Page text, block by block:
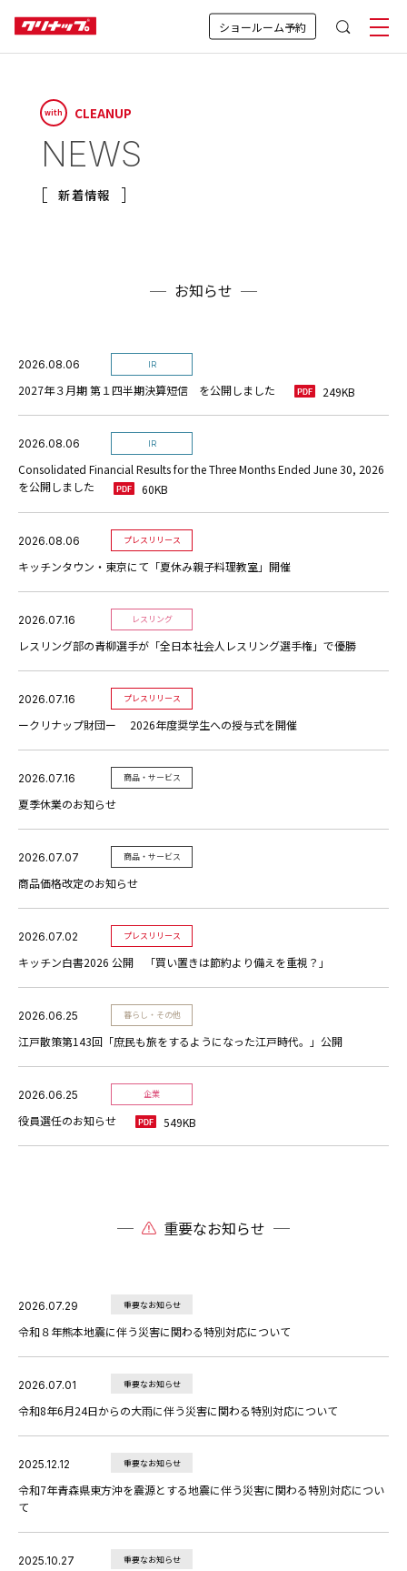
ショールーム予約
with CLEANUP
NEWS
新着情報
お知らせ
2026.08.06 IR
2027年３月期 第１四半期決算短信 を公開しました 249KB
2026.08.06 IR
Consolidated Financial Results for the Three Months Ended June 30, 2026
を公開しました
60KB
2026.08.06 プレスリリース
キッチンタウン・東京にて「夏休み親子料理教室」開催
2026.07.16 レスリング
レスリング部の青柳選手が「全日本社会人レスリング選手権」で優勝
2026.07.16 プレスリリース
ークリナップ財団ー 2026年度奨学生への授与式を開催
2026.07.16 商品・サービス
夏季休業のお知らせ
2026.07.07 商品・サービス
商品価格改定のお知らせ
2026.07.02 プレスリリース
キッチン白書2026 公開 「買い置きは節約より備えを重視？」
2026.06.25 暮らし・その他
江戸散策第143回「庶民も旅をするようになった江戸時代。」公開
2026.06.25 企業
役員選任のお知らせ 549KB
重要なお知らせ
2026.07.29 重要なお知らせ
令和８年熊本地震に伴う災害に関わる特別対応について
2026.07.01 重要なお知らせ
令和8年6月24日からの大雨に伴う災害に関わる特別対応について
2025.12.12 重要なお知らせ
令和7年青森県東方沖を震源とする地震に伴う災害に関わる特別対応につい
て
2025.10.27 重要なお知らせ